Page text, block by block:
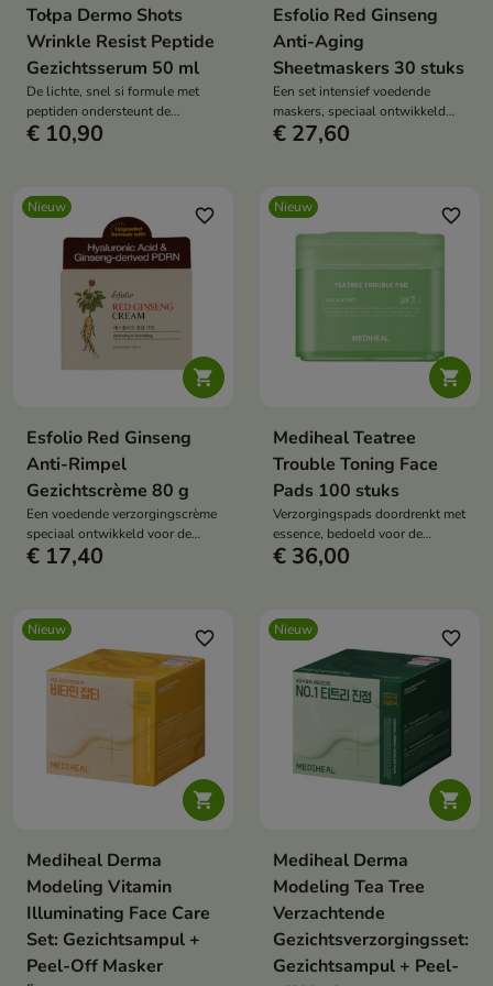
Tołpa Dermo Shots
Wrinkle Resist Peptide
Gezichtsserum 50 ml
De lichte, snel si formule met
peptiden ondersteunt de
verbetering van de stevigheid en
€ 10,90
Esfolio Red Ginseng
Anti-Aging
Sheetmaskers 30 stuks
Een set intensief voedende
maskers, speciaal ontwikkeld
voor een huid die behoefte heeft
€ 27,60
Nieuw

favorite_border
Esfolio Red Ginseng
Anti-Rimpel
Gezichtscrème 80 g
Een voedende verzorgingscrème
speciaal ontwikkeld voor de
huid die behoefte heeft aan
€ 17,40
Nieuw

favorite_border
Mediheal Teatree
Trouble Toning Face
Pads 100 stuks
Verzorgingspads doordrenkt met
essence, bedoeld voor de
dagelijkse verzorging van de
€ 36,00
Nieuw

favorite_border
Mediheal Derma
Modeling Vitamin
Illuminating Face Care
Set: Gezichtsampul +
Peel-Off Masker
Nieuw

favorite_border
Mediheal Derma
Modeling Tea Tree
Verzachtende
Gezichtsverzorgingsset:
Gezichtsampul + Peel-